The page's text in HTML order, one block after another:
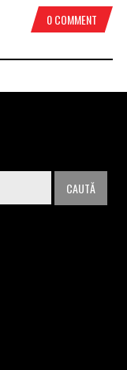
0 COMMENT